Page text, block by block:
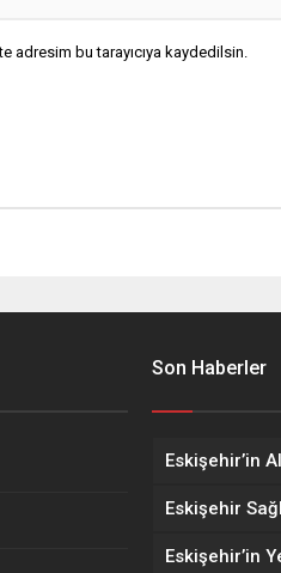
adresim bu tarayıcıya kaydedilsin.
Son Haberler